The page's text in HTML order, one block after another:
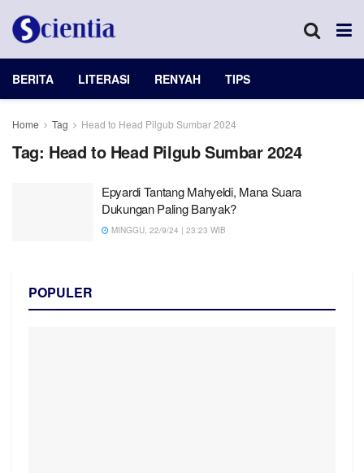
BERITA LITERASI RENYAH TIPS
Home Tag Head to Head Pilgub Sumbar 2024
Tag: Head to Head Pilgub Sumbar 2024
Epyardi Tantang Mahyeldi, Mana Suara
Dukungan Paling Banyak?
MINGGU, 22/9/24 | 23:23 WIB
POPULER